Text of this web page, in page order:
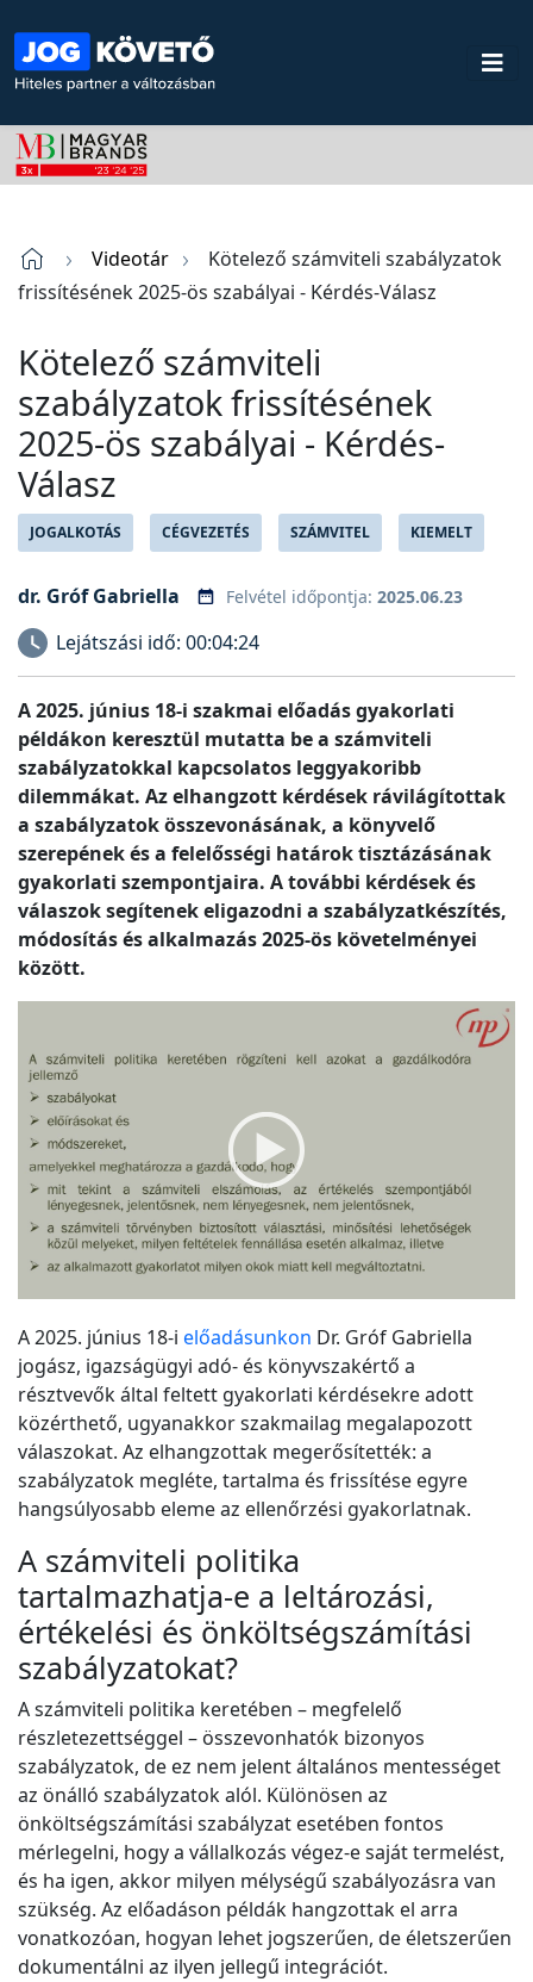
Videotár
Kötelező számviteli szabályzatok
frissítésének 2025-ös szabályai - Kérdés-Válasz
Kötelező számviteli
szabályzatok frissítésének
2025-ös szabályai - Kérdés-
Válasz
JOGALKOTÁS CÉGVEZETÉS SZÁMVITEL KIEMELT
dr. Gróf Gabriella Felvétel időpontja: 2025.06.23
Lejátszási idő: 00:04:24
A 2025. június 18-i szakmai előadás gyakorlati
példákon keresztül mutatta be a számviteli
szabályzatokkal kapcsolatos leggyakoribb
dilemmákat. Az elhangzott kérdések rávilágítottak
a szabályzatok összevonásának, a könyvelő
szerepének és a felelősségi határok tisztázásának
gyakorlati szempontjaira. A további kérdések és
válaszok segítenek eligazodni a szabályzatkészítés,
módosítás és alkalmazás 2025-ös követelményei
között.
A 2025. június 18-i előadásunkon Dr. Gróf Gabriella
jogász, igazságügyi adó- és könyvszakértő a
résztvevők által feltett gyakorlati kérdésekre adott
közérthető, ugyanakkor szakmailag megalapozott
válaszokat. Az elhangzottak megerősítették: a
szabályzatok megléte, tartalma és frissítése egyre
hangsúlyosabb eleme az ellenőrzési gyakorlatnak.
A számviteli politika
tartalmazhatja-e a leltározási,
értékelési és önköltségszámítási
szabályzatokat?
A számviteli politika keretében – megfelelő
részletezettséggel – összevonhatók bizonyos
szabályzatok, de ez nem jelent általános mentességet
az önálló szabályzatok alól. Különösen az
önköltségszámítási szabályzat esetében fontos
mérlegelni, hogy a vállalkozás végez-e saját termelést,
és ha igen, akkor milyen mélységű szabályozásra van
szükség. Az előadáson példák hangzottak el arra
vonatkozóan, hogyan lehet jogszerűen, de életszerűen
dokumentálni az ilyen jellegű integrációt.